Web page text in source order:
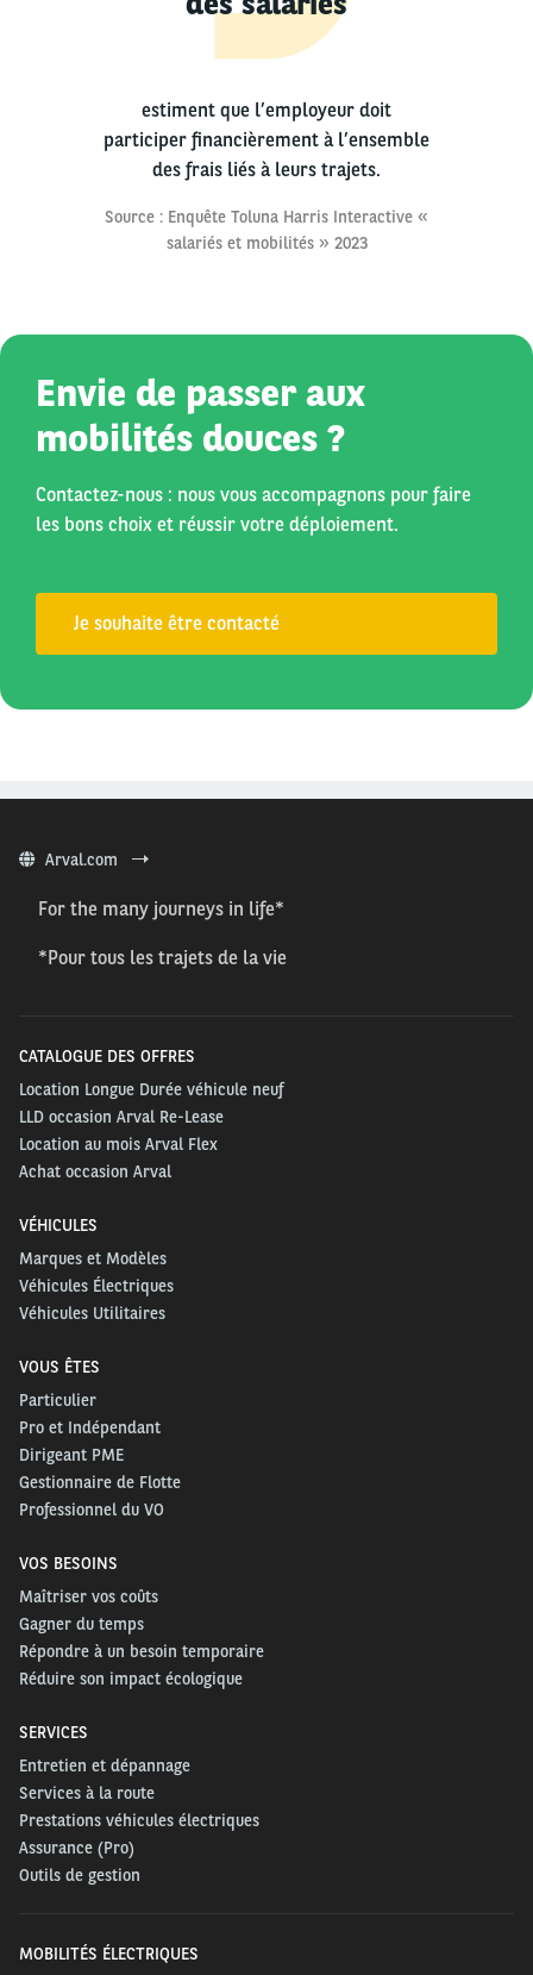
estiment que l’employeur doit
participer financièrement à l’ensemble
des frais liés à leurs trajets.
Source : Enquête Toluna Harris Interactive «
salariés et mobilités » 2023
Envie de passer aux
mobilités douces ?
Contactez-nous : nous vous accompagnons pour faire
les bons choix et réussir votre déploiement.
Je souhaite être contacté
Arval.com
For the many journeys in life*
*Pour tous les trajets de la vie
CATALOGUE DES OFFRES
Location Longue Durée véhicule neuf
LLD occasion Arval Re-Lease
Location au mois Arval Flex
Achat occasion Arval
VÉHICULES
Marques et Modèles
Véhicules Électriques
Véhicules Utilitaires
VOUS ÊTES
Particulier
Pro et Indépendant
Dirigeant PME
Gestionnaire de Flotte
Professionnel du VO
VOS BESOINS
Maîtriser vos coûts
Gagner du temps
Répondre à un besoin temporaire
Réduire son impact écologique
SERVICES
Entretien et dépannage
Services à la route
Prestations véhicules électriques
Assurance (Pro)
Outils de gestion
MOBILITÉS ÉLECTRIQUES